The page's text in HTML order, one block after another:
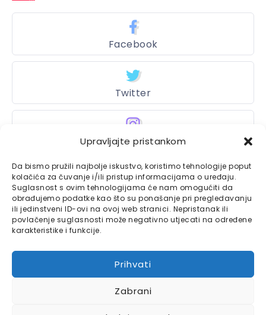
Upravljajte pristankom
Da bismo pružili najbolje iskustvo, koristimo tehnologije poput
kolačića za čuvanje i/ili pristup informacijama o uređaju.
Suglasnost s ovim tehnologijama će nam omogućiti da
obrađujemo podatke kao što su ponašanje pri pregledavanju
ili jedinstveni ID-ovi na ovoj web stranici. Nepristanak ili
povlačenje suglasnosti može negativno utjecati na određene
karakteristike i funkcije.
Prihvati
Zabrani
Facebook
Twitter
Instagram
Bajtbox
Linkovi
Kontaktirajte nas
Impressum
Bajtbox koristi
usluge.